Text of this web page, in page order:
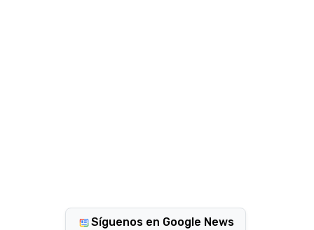
Síguenos en Google News